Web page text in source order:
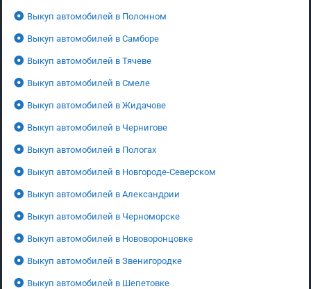
Выкуп автомобилей в Полонном
Выкуп автомобилей в Самборе
Выкуп автомобилей в Тячеве
Выкуп автомобилей в Смеле
Выкуп автомобилей в Жидачове
Выкуп автомобилей в Чернигове
Выкуп автомобилей в Пологах
Выкуп автомобилей в Новгороде-Северском
Выкуп автомобилей в Александрии
Выкуп автомобилей в Черноморске
Выкуп автомобилей в Нововоронцовке
Выкуп автомобилей в Звенигородке
Выкуп автомобилей в Шепетовке